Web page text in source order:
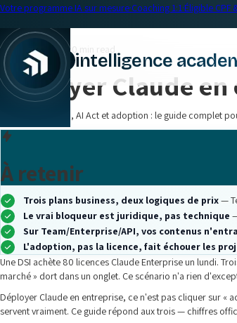
Votre programme IA sur mesure·Coaching 1:1·Éligible CPF
intelligence
← Blog
IA en entreprise• 20 min read
Déployer Claude
Plans, prix, RGPD, AI Act et adoption : le guide complet
À retenir
Trois plans business, deux logiques de prix—
Le vrai bloqueur est juridique, pas technique
Sur Team/Enterprise/API, vos contenus
L'adoption, pas la licence, fait échouer les
Une DSI achète 80 licences Claude Enterprise un lundi.
marché » dort dans un onglet. Ce scénario n'a rien
Déployer Claude en entreprise, ce n'est pas cliquer sur «
servent vraiment. Ce guide répond aux trois — chiffres